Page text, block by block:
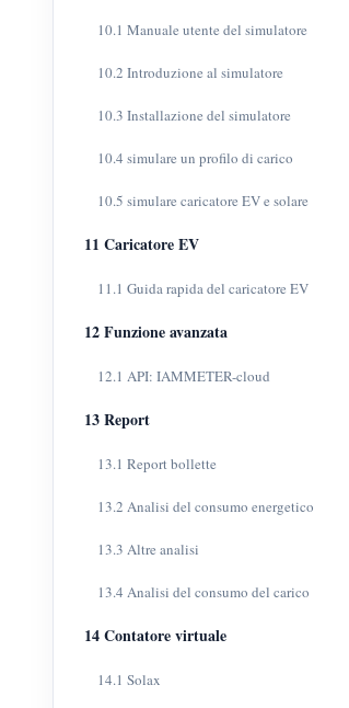
10.1 Manuale utente del simulatore
10.2 Introduzione al simulatore
10.3 Installazione del simulatore
10.4 simulare un profilo di carico
10.5 simulare caricatore EV e solare
11 Caricatore EV
11.1 Guida rapida del caricatore EV
12 Funzione avanzata
12.1 API: IAMMETER-cloud
13 Report
13.1 Report bollette
13.2 Analisi del consumo energetico
13.3 Altre analisi
13.4 Analisi del consumo del carico
14 Contatore virtuale
14.1 Solax